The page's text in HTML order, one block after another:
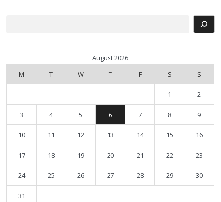
August 2026
M
T W T F S S
1 2
3 4 5 6 7 8 9
10 11 12 13 14 15 16
17 18 19 20 21 22 23
24 25 26 27 28 29 30
31